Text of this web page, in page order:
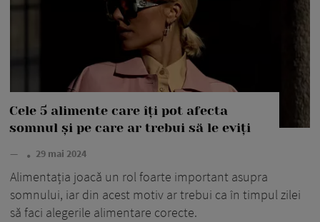
Cele 5 alimente care îți pot afecta
somnul și pe care ar trebui să le eviți
— 29 mai 2024
Alimentația joacă un rol foarte important asupra
somnului, iar din acest motiv ar trebui ca în timpul zilei
să faci alegerile alimentare corecte.